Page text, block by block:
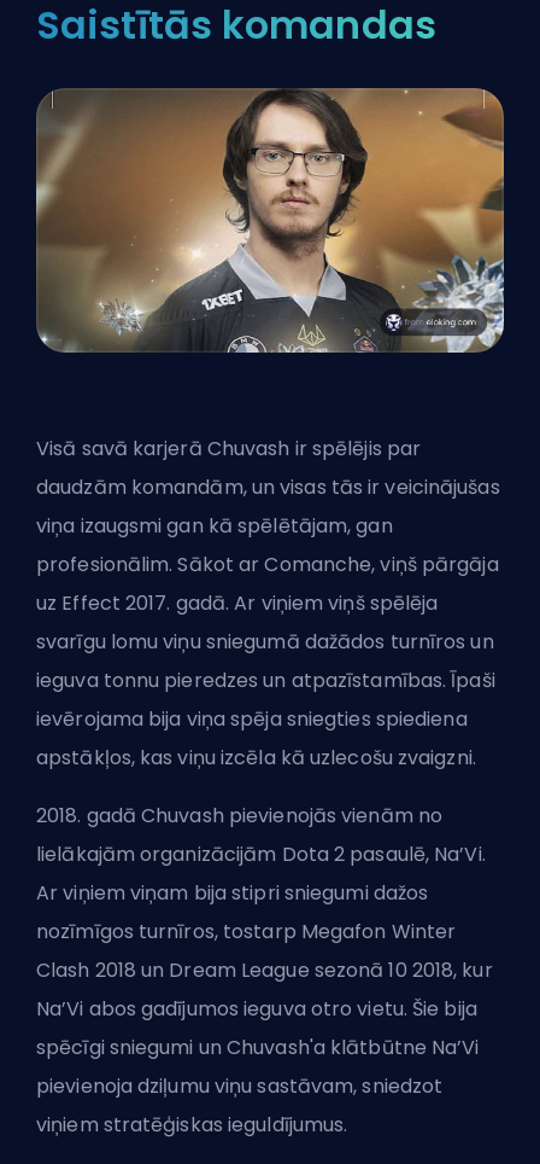
Saistītās komandas
Visā savā karjerā Chuvash ir spēlējis par
daudzām komandām, un visas tās ir veicinājušas
viņa izaugsmi gan kā spēlētājam, gan
profesionālim. Sākot ar Comanche, viņš pārgāja
uz Effect 2017. gadā. Ar viņiem viņš spēlēja
svarīgu lomu viņu sniegumā dažādos turnīros un
ieguva tonnu pieredzes un atpazīstamības. Īpaši
ievērojama bija viņa spēja sniegties spiediena
apstākļos, kas viņu izcēla kā uzlecošu zvaigzni.
2018. gadā Chuvash pievienojās vienām no
lielākajām organizācijām Dota 2 pasaulē, Na’Vi.
Ar viņiem viņam bija stipri sniegumi dažos
nozīmīgos turnīros, tostarp Megafon Winter
Clash 2018 un Dream League sezonā 10 2018, kur
Na’Vi abos gadījumos ieguva otro vietu. Šie bija
spēcīgi sniegumi un Chuvash'a klātbūtne Na’Vi
pievienoja dziļumu viņu sastāvam, sniedzot
viņiem stratēģiskas ieguldījumus.